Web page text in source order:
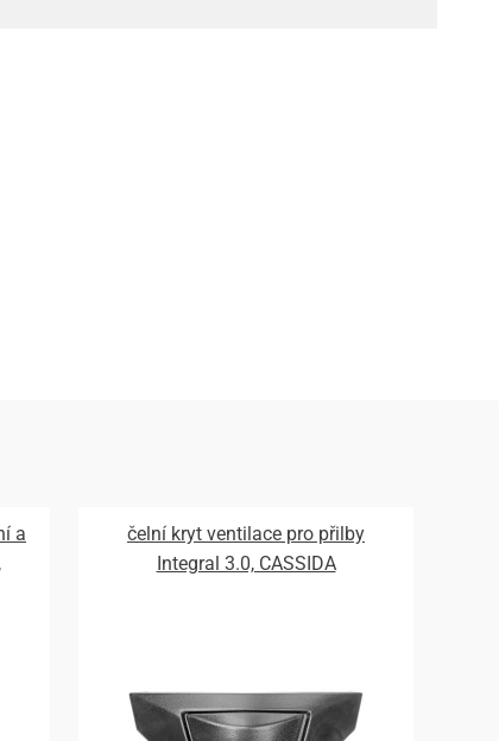
a
čelní kryt ventilace pro přilby
Integral 3.0, CASSIDA